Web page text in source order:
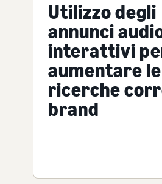
Utilizzo degli
annunci
interattivi
aumentare le
ricerche
brand